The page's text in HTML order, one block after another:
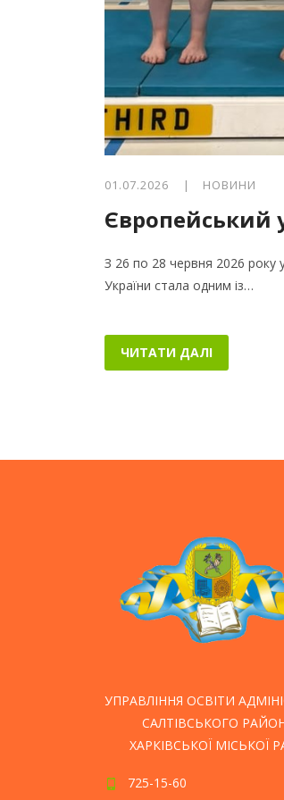
01.07.2026 | НОВИНИ
Європейський
З 26 по 28 червня 2026 року
України стала одним із…
ЧИТАТИ ДАЛІ
УПРАВЛІННЯ ОСВІТИ
САЛТІВСЬКОГО
ХАРКІВСЬКОЇ МІСЬКОЇ
725-15-60